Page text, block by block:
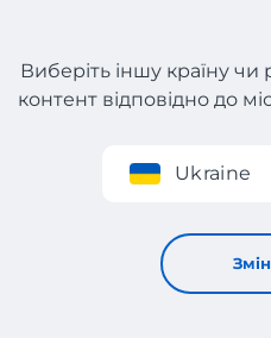
Реєстрація
Виберіть іншу країну
контент відповідно до
Ukraine
Одяг, взуття та
Одяг, взуття